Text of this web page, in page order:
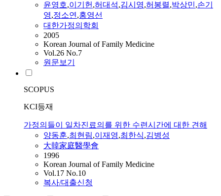
윤영호,이기헌,허대석,김시영,허봉렬,박상민,손기
영,정소연,홍영선
대한가정의학회
2005
Korean Journal of Family Medicine
Vol.26 No.7
원문보기
SCOPUS
KCI등재
가정의들이 일차진료의를 위한 수련시간에 대한 견해
양동훈,최현림,이재영,최한식,김병성
大韓家庭醫學會
1996
Korean Journal of Family Medicine
Vol.17 No.10
복사/대출신청